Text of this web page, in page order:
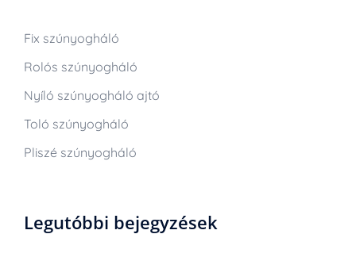
Fix szúnyogháló
Rolós szúnyogháló
Nyíló szúnyogháló ajtó
Toló szúnyogháló
Pliszé szúnyogháló
Legutóbbi bejegyzések